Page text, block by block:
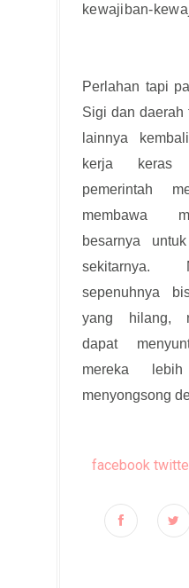
kewajiban-
Perlahan tapi
Sigi dan daerah
lainnya
kerja keras
pemerintah
membawa
besarnya
sekitarnya.
sepenuhnya
yang hilang,
dapat
mereka
menyongsong
facebook